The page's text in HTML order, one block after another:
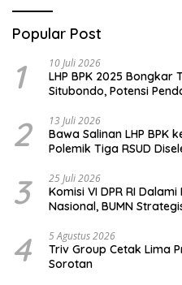
Popular Post
1 10 Juli 2026
LHP BPK 2025 Bongkar
Situbondo, Potensi
2 13 Juli 2026
Bawa Salinan LHP BPK
Polemik Tiga RSUD
3 25 Juli 2026
Komisi VI DPR RI
Nasional, BUMN
4 5 Agustus 2026
Triv Group Cetak Lima
Sorotan